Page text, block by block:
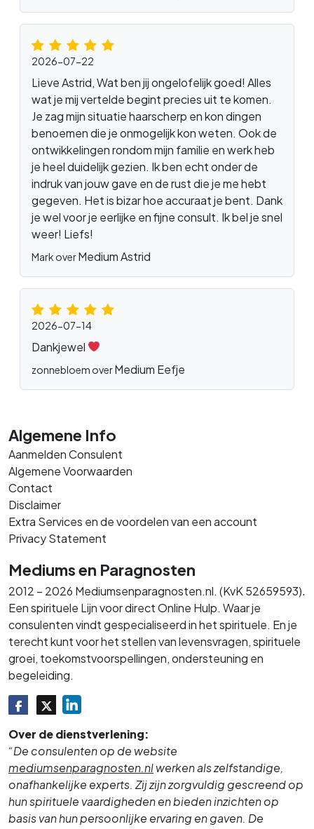
2026-07-22
Lieve Astrid, Wat ben jij ongelofelijk goed! Alles
wat je mij vertelde begint precies uit te komen.
Je zag mijn situatie haarscherp en kon dingen
benoemen die je onmogelijk kon weten. Ook de
ontwikkelingen rondom mijn familie en werk heb
je heel duidelijk gezien. Ik ben echt onder de
indruk van jouw gave en de rust die je me hebt
gegeven. Het is bizar hoe accuraat je bent. Dank
je wel voor je eerlijke en fijne consult. Ik bel je snel
weer! Liefs!
Mark overMedium Astrid
2026-07-14
Dankjewel
zonnebloem overMedium Eefje
Algemene Info
Aanmelden Consulent
Algemene Voorwaarden
Contact
Disclaimer
Extra Services en de voordelen van een account
Privacy Statement
Mediums en Paragnosten
2012 – 2026 Mediumsenparagnosten.nl. (KvK 52659593).
Een spirituele Lijn voor direct Online Hulp. Waar je
consulenten vindt gespecialiseerd in het spirituele. En je
terecht kunt voor het stellen van levensvragen, spirituele
groei, toekomstvoorspellingen, ondersteuning en
begeleiding.
Over de dienstverlening:
“De consulenten op de website
mediumsenparagnosten.nlwerken als zelfstandige,
onafhankelijke experts. Zij zijn zorgvuldig gescreend op
hun spirituele vaardigheden en bieden inzichten op
basis van hun persoonlijke ervaring en gaven. De